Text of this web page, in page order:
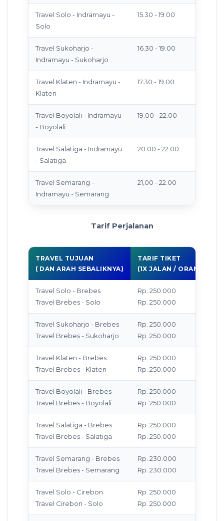
Travel Solo - Indramayu -
Solo
15.30 - 19.00
Travel Sukoharjo -
Indramayu - Sukoharjo
16.30 - 19.00
Travel Klaten - Indramayu -
Klaten
17.30 - 19.00
Travel Boyolali - Indramayu
- Boyolali
19.00 - 22.00
Travel Salatiga - Indramayu
- Salatiga
20.00 - 22.00
Travel Semarang -
Indramayu - Semarang
21,00 - 22.00
Tarif Perjalanan
TRAVEL TUJUAN
( DAN ARAH SEBALIKNYA)
TARIF TIKET
(1X JALAN / ORANG)
Travel Solo - Brebes
Travel Brebes - Solo
Rp. 250.000
Rp. 250.000
Travel Sukoharjo - Brebes
Travel Brebes - Sukoharjo
Rp. 250.000
Rp. 250.000
Travel Klaten - Brebes
Travel Brebes - Klaten
Rp. 250.000
Rp. 250.000
Travel Boyolali - Brebes
Travel Brebes - Boyolali
Rp. 250.000
Rp. 250.000
Travel Salatiga - Brebes
Travel Brebes - Salatiga
Rp. 250.000
Rp. 250.000
Travel Semarang - Brebes
Travel Brebes - Semarang
Rp. 230.000
Rp. 230.000
Travel Solo - Cirebon
Travel Cirebon - Solo
Rp. 250.000
Rp. 250.000